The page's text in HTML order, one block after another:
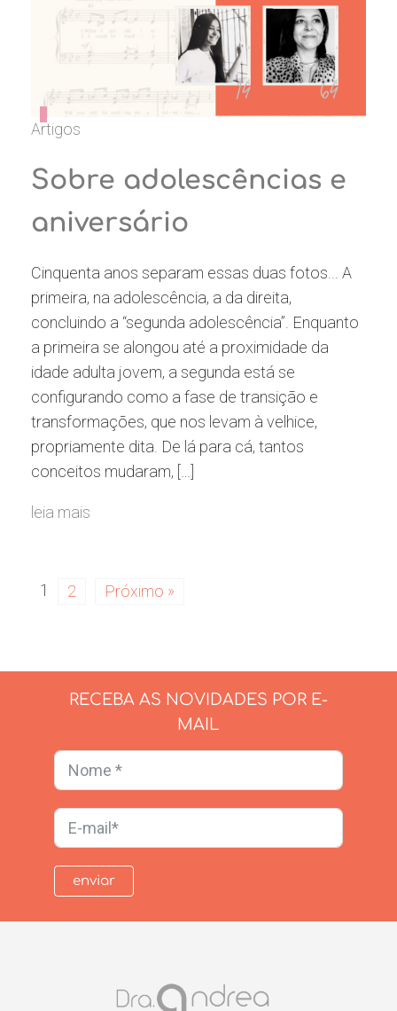
Artigos
Sobre adolescências e
aniversário
Cinquenta anos separam essas duas fotos... A
primeira, na adolescência, a da direita,
concluindo a “segunda adolescência”. Enquanto
a primeira se alongou até a proximidade da
idade adulta jovem, a segunda está se
configurando como a fase de transição e
transformações, que nos levam à velhice,
propriamente dita. De lá para cá, tantos
conceitos mudaram, […]
leia mais
1 2 Próximo »
RECEBA AS NOVIDADES POR E-
MAIL
enviar